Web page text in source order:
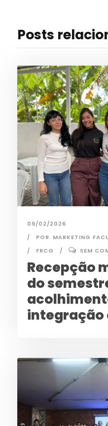
Posts
09/02/2026
POR MARKETING
FRCG
SEM
Recepção
do
integração